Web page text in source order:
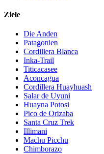
Ziele
Die Anden
Patagonien
Cordillera Blanca
Inka-Trail
Titicacasee
Aconcagua
Cordillera Huayhuash
Salar de Uyuni
Huayna Potosi
Pico de Orizaba
Santa Cruz Trek
Illimani
Machu Picchu
Chimborazo